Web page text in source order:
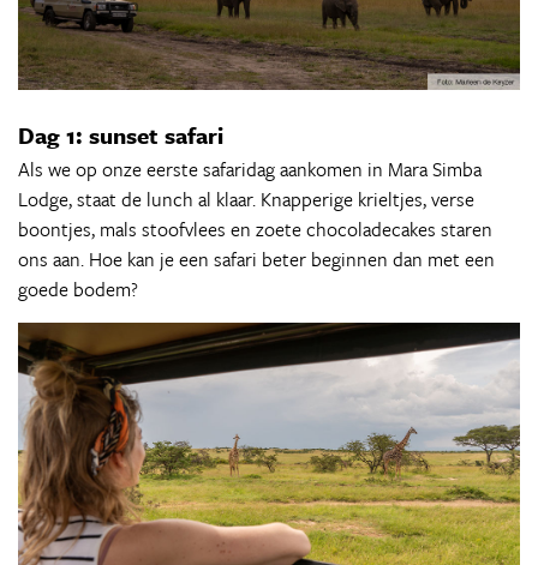
Dag 1: sunset safari
Als we op onze eerste safaridag aankomen in Mara Simba
Lodge, staat de lunch al klaar. Knapperige krieltjes, verse
boontjes, mals stoofvlees en zoete chocoladecakes staren
ons aan. Hoe kan je een safari beter beginnen dan met een
goede bodem?